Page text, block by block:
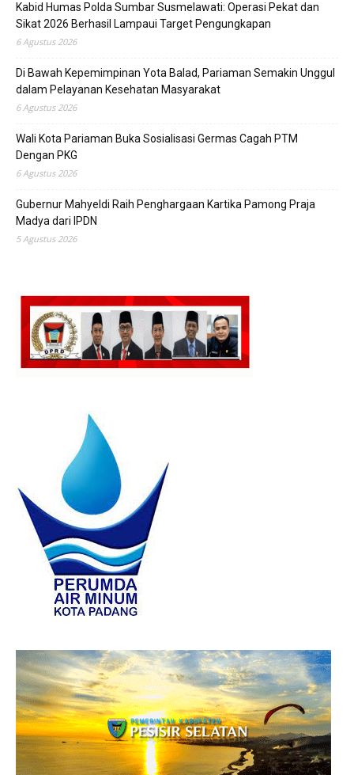
Kabid Humas Polda Sumbar Susmelawati: Operasi Pekat dan
Sikat 2026 Berhasil Lampaui Target Pengungkapan
6 Agustus 2026
Di Bawah Kepemimpinan Yota Balad, Pariaman Semakin Unggul
dalam Pelayanan Kesehatan Masyarakat
6 Agustus 2026
Wali Kota Pariaman Buka Sosialisasi Germas Cagah PTM
Dengan PKG
6 Agustus 2026
Gubernur Mahyeldi Raih Penghargaan Kartika Pamong Praja
Madya dari IPDN
5 Agustus 2026